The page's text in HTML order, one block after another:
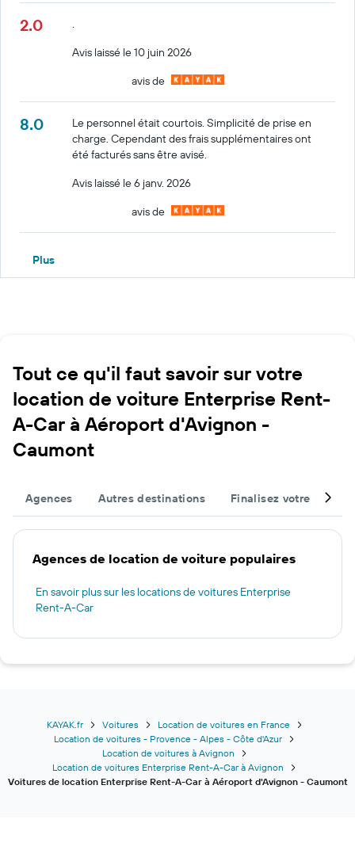
2.0
Avis laissé le 10 juin 2026
avis de
8.0
Le personnel était courtois. Simplicité de prise en
charge. Cependant des frais supplémentaires ont
été facturés sans être avisé.
Avis laissé le 6 janv. 2026
avis de
Plus
Tout ce qu'il faut savoir sur votre
location de voiture Enterprise Rent-
A-Car à Aéroport d'Avignon -
Caumont
Agences Autres destinations Finalisez votre voyage
Agences de location de voiture populaires
En savoir plus sur les locations de voitures Enterprise
Rent-A-Car
KAYAK.fr Voitures
Location de voitures en France
Location de voitures - Provence - Alpes - Côte d'Azur
Location de voitures à Avignon
Location de voitures Enterprise Rent-A-Car à Avignon
Voitures de location Enterprise Rent-A-Car à Aéroport d'Avignon - Caumont